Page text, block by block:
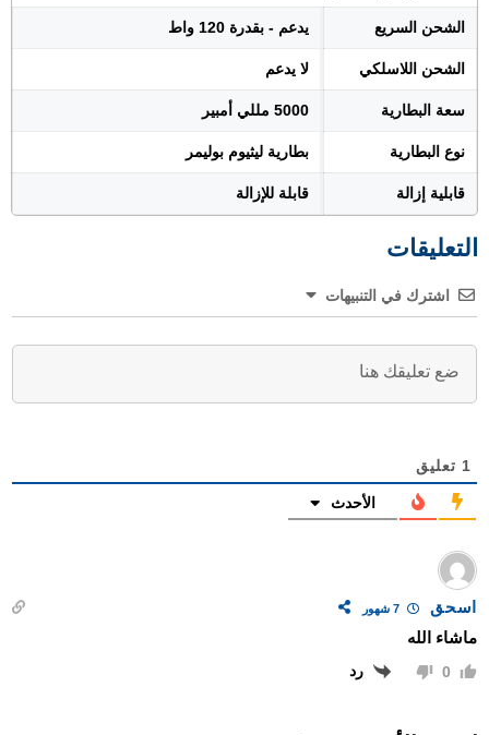
الشحن السريع يدعم - بقدرة 120 واط
الشحن اللاسلكي لا يدعم
سعة البطارية 5000 مللي أمبير
نوع البطارية بطارية ليثيوم بوليمر
قابلية إزالة قابلة للإزالة
التعليقات
اشترك في التنبيهات
1 تعليق
الأحدث
اسحق
ماشاء الله
0 رد